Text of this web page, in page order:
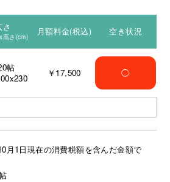
さ
高さ(cm) 月額料金(税込) 空き状況
帖
￥17,500 ◯
月1日現在の消費税額を含んだ金額で